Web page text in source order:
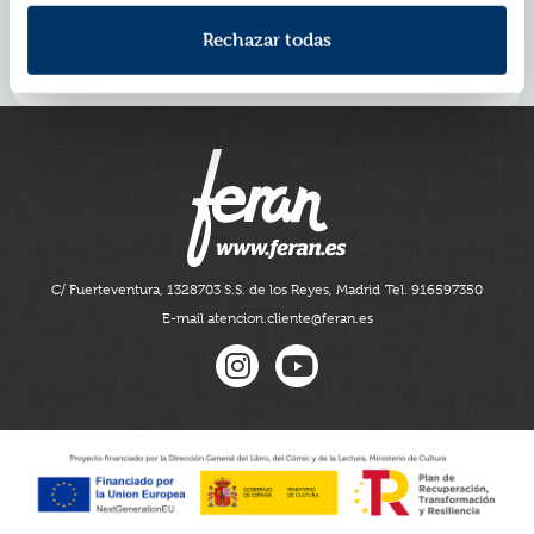
Rechazar todas
De la mano de los relatos de Henry, Green nos
muestra en este libro la historia científica y social de
cómo nuestras decisiones moldearán su futuro.
C/ Fuerteventura, 1328703 S.S. de los Reyes, Madrid Tel. 916597350
E-mail atencion.cliente@feran.es